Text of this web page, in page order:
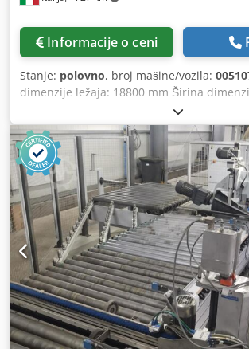
Informacije o ceni
Stanje: polovno, broj mašine/vozila:
dimenzije ležaja: 18800 mm Širina